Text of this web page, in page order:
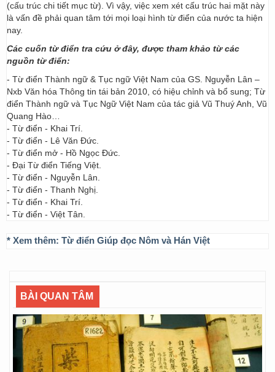
(cấu trúc chi tiết mục từ). Vì vậy, việc xem xét cấu trúc hai mặt này
là vấn đề phải quan tâm tới mọi loại hình từ điển của nước ta hiện
nay.
Các cuốn từ điển tra cứu ở đây, được tham khảo từ các
nguồn từ điển:
- Từ điển Thành ngữ & Tục ngữ Việt Nam của GS. Nguyễn Lân –
Nxb Văn hóa Thông tin tái bản 2010, có hiệu chỉnh và bổ sung; Từ
điển Thành ngữ và Tục Ngữ Việt Nam của tác giả Vũ Thuý Anh, Vũ
Quang Hào…
- Từ điển - Khai Trí.
- Từ điển - Lê Văn Đức.
- Từ điển mở - Hồ Ngọc Đức.
- Đại Từ điển Tiếng Việt.
- Từ điển - Nguyễn Lân.
- Từ điển - Thanh Nghị.
- Từ điển - Khai Trí.
- Từ điển - Việt Tân.
* Xem thêm: Từ điển Giúp đọc Nôm và Hán Việt
BÀI QUAN TÂM